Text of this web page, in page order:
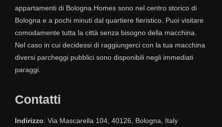
appartamenti di Bologna.Homes sono nel centro storico di
Bologna e a pochi minuti dal quartiere fieristico. Puoi visitare
comodamente tutta la città senza bisogno della macchina.
Nel caso in cui decidessi di raggiungerci con la tua macchina
diversi parcheggi pubblici sono disponibili negli immediati
paraggi.
Contatti
Indirizzo: Via Mascarella 104, 40126, Bologna, Italy